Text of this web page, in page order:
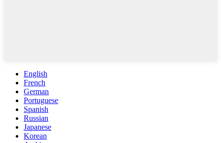
English
French
German
Portuguese
Spanish
Russian
Japanese
Korean